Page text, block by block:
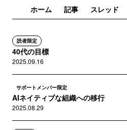
ホーム 記事 スレッド
読者限定
40代の目標
2025.09.16
サポートメンバー限定
AIネイティブな組織への移行
2025.08.29